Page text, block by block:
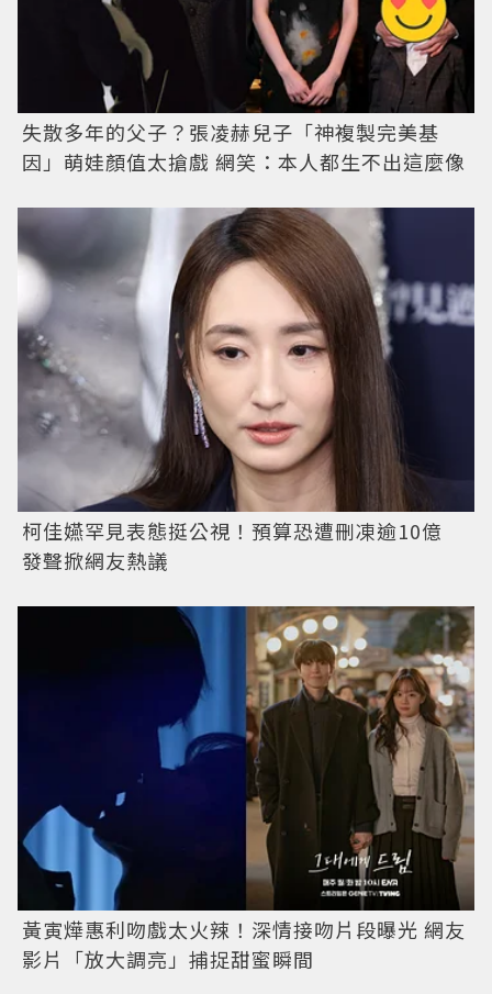
失散多年的父子？張凌赫兒子「神複製完美基
因」萌娃顏值太搶戲 網笑：本人都生不出這麼像
柯佳嬿罕見表態挺公視！預算恐遭刪凍逾10億
發聲掀網友熱議
黃寅燁惠利吻戲太火辣！深情接吻片段曝光 網友
影片「放大調亮」捕捉甜蜜瞬間